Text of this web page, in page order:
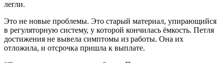
легли.
Это не новые проблемы. Это старый материал, упирающийся
в регуляторную систему, у которой кончилась ёмкость. Петля
достижения не вывела симптомы из работы. Она их
отложила, и отсрочка пришла к выплате.